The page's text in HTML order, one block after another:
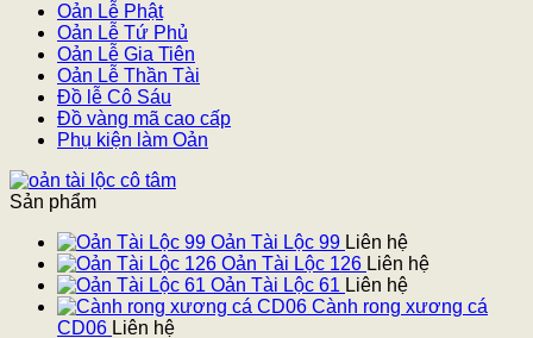
Oản Lễ Phật
Oản Lễ Tứ Phủ
Oản Lễ Gia Tiên
Oản Lễ Thần Tài
Đồ lễ Cô Sáu
Đồ vàng mã cao cấp
Phụ kiện làm Oản
Sản phẩm
Oản Tài Lộc 99 Liên hệ
Oản Tài Lộc 126 Liên hệ
Oản Tài Lộc 61 Liên hệ
Cành rong xương cá
CD06 Liên hệ